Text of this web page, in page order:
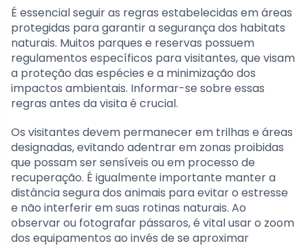
É essencial seguir as regras estabelecidas em áreas
protegidas para garantir a segurança dos habitats
naturais. Muitos parques e reservas possuem
regulamentos específicos para visitantes, que visam
a proteção das espécies e a minimização dos
impactos ambientais. Informar-se sobre essas
regras antes da visita é crucial.
Os visitantes devem permanecer em trilhas e áreas
designadas, evitando adentrar em zonas proibidas
que possam ser sensíveis ou em processo de
recuperação. É igualmente importante manter a
distância segura dos animais para evitar o estresse
e não interferir em suas rotinas naturais. Ao
observar ou fotografar pássaros, é vital usar o zoom
dos equipamentos ao invés de se aproximar